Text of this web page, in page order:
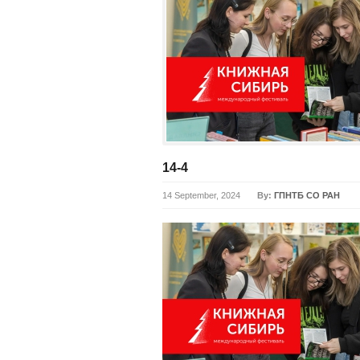
14-4
14 September, 2024 By: ГПНТБ СО РАН